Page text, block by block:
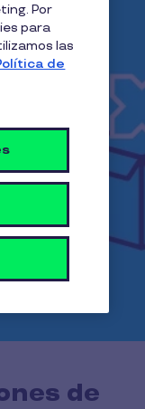
de
Por
para
las
de